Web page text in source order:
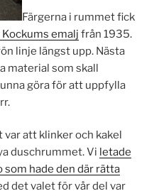
Färgerna i rummet fick
Kockums emalj från 1935.
linje längst upp. Nästa
material som skall
göra för att uppfylla
var att klinker och kakel
duschrummet. Vi letade
hade den där rätta
det valet för vår del var